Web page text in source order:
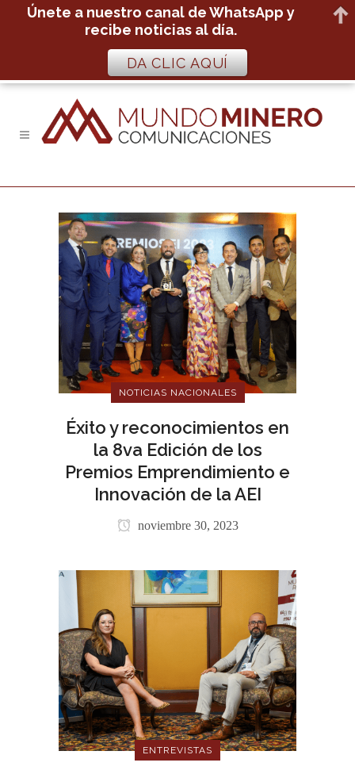
NOTICIAS NACIONALES
Éxito y reconocimientos en
la 8va Edición de los
Premios Emprendimiento e
Innovación de la AEI
noviembre 30, 2023
ENTREVISTAS
Únete a nuestro canal de WhatsApp y
recibe noticias al día.
DA CLIC AQUÍ